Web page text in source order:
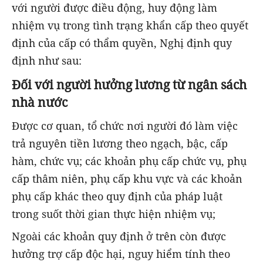
với người được điều động, huy động làm
nhiệm vụ trong tình trạng khẩn cấp theo quyết
định của cấp có thẩm quyền, Nghị định quy
định như sau:
Đối với người hưởng lương từ ngân sách
nhà nước
Được cơ quan, tổ chức nơi người đó làm việc
trả nguyên tiền lương theo ngạch, bậc, cấp
hàm, chức vụ; các khoản phụ cấp chức vụ, phụ
cấp thâm niên, phụ cấp khu vực và các khoản
phụ cấp khác theo quy định của pháp luật
trong suốt thời gian thực hiện nhiệm vụ;
Ngoài các khoản quy định ở trên còn được
hưởng trợ cấp độc hại, nguy hiểm tính theo